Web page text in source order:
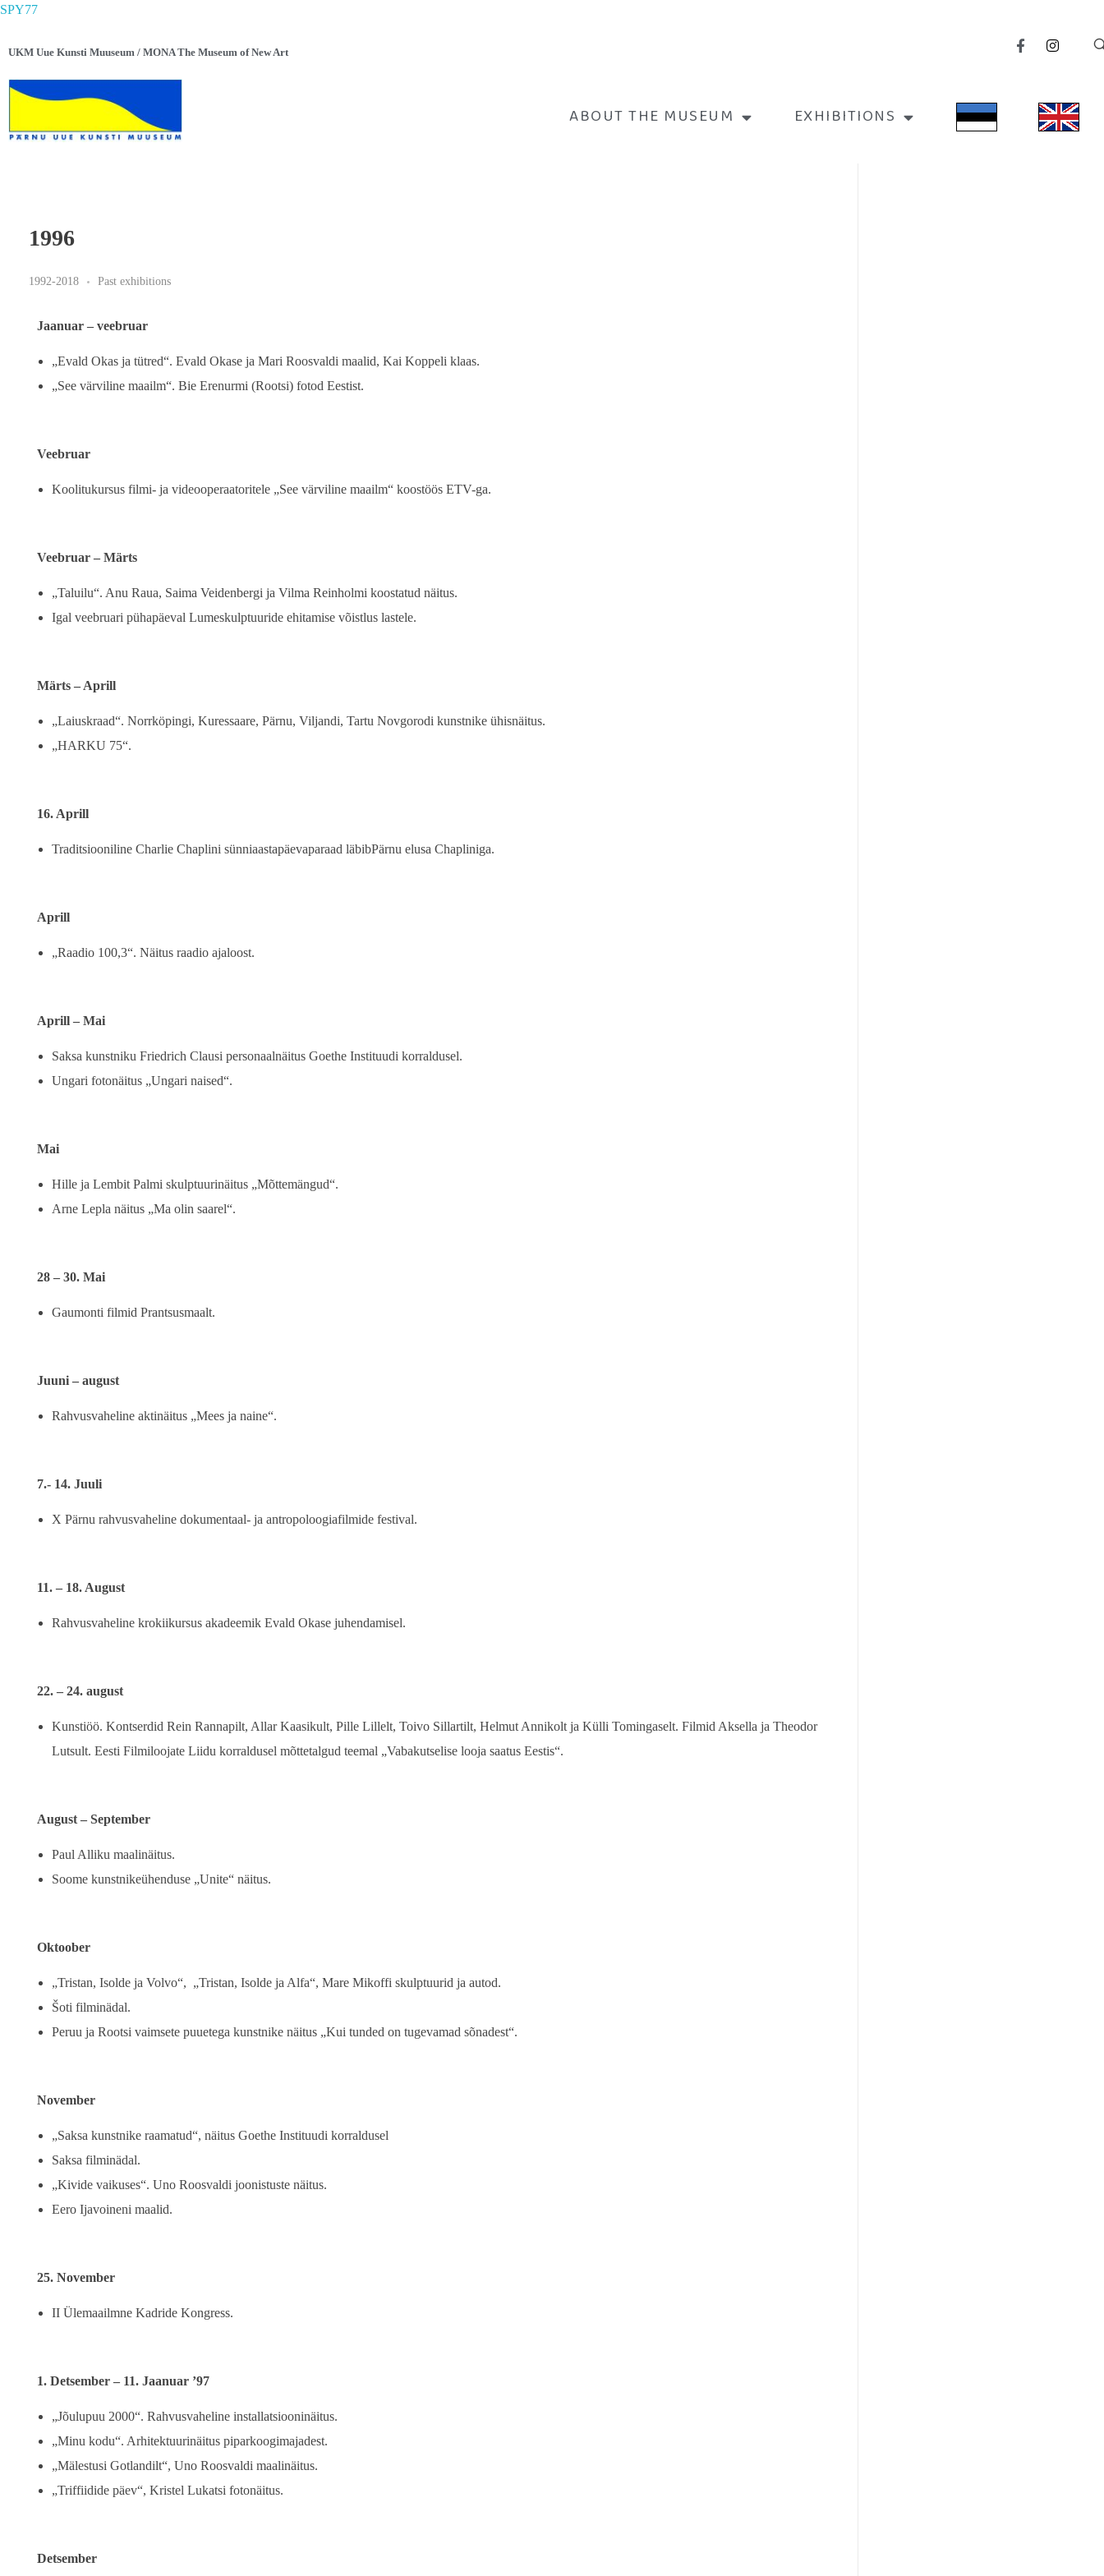
SPY77
UKM Uue Kunsti Muuseum / MONA The Museum of New Art
ABOUT THE MUSEUM EXHIBITIONS
1996
1992-2018 Past exhibitions
Jaanuar – veebruar
„Evald Okas ja tütred“. Evald Okase ja Mari Roosvaldi maalid, Kai Koppeli klaas.
„See värviline maailm“. Bie Erenurmi (Rootsi) fotod Eestist.
Veebruar
Koolitukursus filmi- ja videooperaatoritele „See värviline maailm“ koostöös ETV-ga.
Veebruar – Märts
„Taluilu“. Anu Raua, Saima Veidenbergi ja Vilma Reinholmi koostatud näitus.
Igal veebruari pühapäeval Lumeskulptuuride ehitamise võistlus lastele.
Märts – Aprill
„Laiuskraad“. Norrköpingi, Kuressaare, Pärnu, Viljandi, Tartu Novgorodi kunstnike ühisnäitus.
„HARKU 75“.
16. Aprill
Traditsiooniline Charlie Chaplini sünniaastapäevaparaad läbibPärnu elusa Chapliniga.
Aprill
„Raadio 100,3“. Näitus raadio ajaloost.
Aprill – Mai
Saksa kunstniku Friedrich Clausi personaalnäitus Goethe Instituudi korraldusel.
Ungari fotonäitus „Ungari naised“.
Mai
Hille ja Lembit Palmi skulptuurinäitus „Mõttemängud“.
Arne Lepla näitus „Ma olin saarel“.
28 – 30. Mai
Gaumonti filmid Prantsusmaalt.
Juuni – august
Rahvusvaheline aktinäitus „Mees ja naine“.
7.- 14. Juuli
X Pärnu rahvusvaheline dokumentaal- ja antropoloogiafilmide festival.
11. – 18. August
Rahvusvaheline krokiikursus akadeemik Evald Okase juhendamisel.
22. – 24. august
Kunstiöö. Kontserdid Rein Rannapilt, Allar Kaasikult, Pille Lillelt, Toivo Sillartilt, Helmut Annikolt ja Külli Tomingaselt. Filmid Aksella ja Theodor
Lutsult. Eesti Filmiloojate Liidu korraldusel mõttetalgud teemal „Vabakutselise looja saatus Eestis“.
August – September
Paul Alliku maalinäitus.
Soome kunstnikeühenduse „Unite“ näitus.
Oktoober
„Tristan, Isolde ja Volvo“, „Tristan, Isolde ja Alfa“, Mare Mikoffi skulptuurid ja autod.
Šoti filminädal.
Peruu ja Rootsi vaimsete puuetega kunstnike näitus „Kui tunded on tugevamad sõnadest“.
November
„Saksa kunstnike raamatud“, näitus Goethe Instituudi korraldusel
Saksa filminädal.
„Kivide vaikuses“. Uno Roosvaldi joonistuste näitus.
Eero Ijavoineni maalid.
25. November
II Ülemaailmne Kadride Kongress.
1. Detsember – 11. Jaanuar ’97
„Jõulupuu 2000“. Rahvusvaheline installatsiooninäitus.
„Minu kodu“. Arhitektuurinäitus piparkoogimajadest.
„Mälestusi Gotlandilt“, Uno Roosvaldi maalinäitus.
„Triffiidide päev“, Kristel Lukatsi fotonäitus.
Detsember